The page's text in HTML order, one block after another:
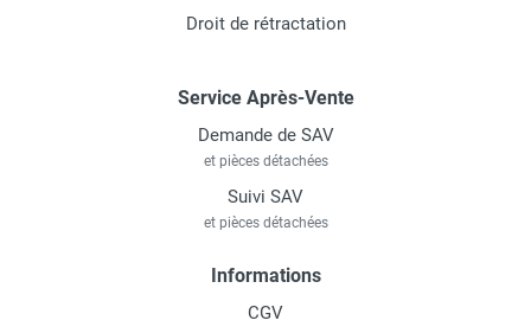
Droit de rétractation
Service Après-Vente
Demande de SAV
et pièces détachées
Suivi SAV
et pièces détachées
Informations
CGV